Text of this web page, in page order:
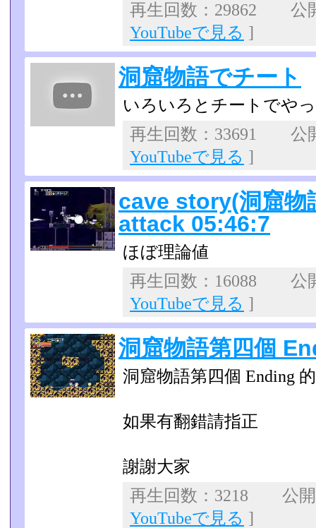
再生回数：29862 公
YouTubeで見る ]
洞窟物語でチート
いろいろとチートでや
再生回数：33691 公
YouTubeで見る ]
cave story(洞窟
attack 05:46:7
ほぼ理論値
再生回数：16088 公
YouTubeで見る ]
洞窟物語第四個
洞窟物語第四個 Ending
如果有翻錯請指正
謝謝大家
再生回数：3218 公
YouTubeで見る ]